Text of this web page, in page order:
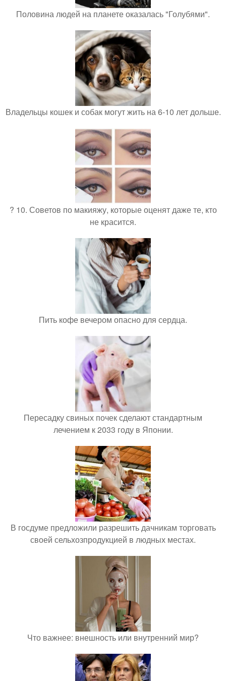
Половина людей на планете оказалась "Голубями".
Владельцы кошек и собак могут жить на 6-10 лет дольше.
? 10. Советов по макияжу, которые оценят даже те, кто
не красится.
Пить кофе вечером опасно для сердца.
Пересадку свиных почек сделают стандартным
лечением к 2033 году в Японии.
В госдуме предложили разрешить дачникам торговать
своей сельхозпродукцией в людных местах.
Что важнее: внешность или внутренний мир?